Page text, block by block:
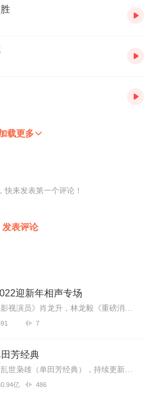
载更多
快来发表第一个评论！
发表评论
迎新年相声专场
《才艺展示》《影视演员》肖龙升，林龙毅《重磅消息》《十八愁绕口令》肖龙升，林龙毅《春城无处不飞花》《学电台》肖龙升，林龙毅《学外语》《文学》肖龙升，林龙毅
7
芳经典
清晰版本指路：乱世枭雄（单田芳经典），持续更新中《乱世枭雄》讲的是东北王张作霖和其子少帅张学良的传奇故事，是著名评书艺术家单田芳先生根据大量的历史材料和广为流传...
亿 486